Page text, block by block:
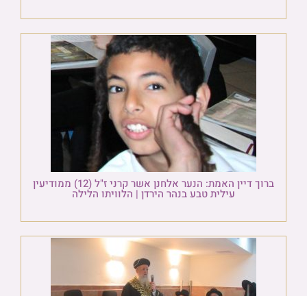
ברוך דיין האמת: הנער אלחנן אשר קרני ז"ל (12) ממודיעין
עילית טבע בנהר הירדן | הלוויתו הלילה